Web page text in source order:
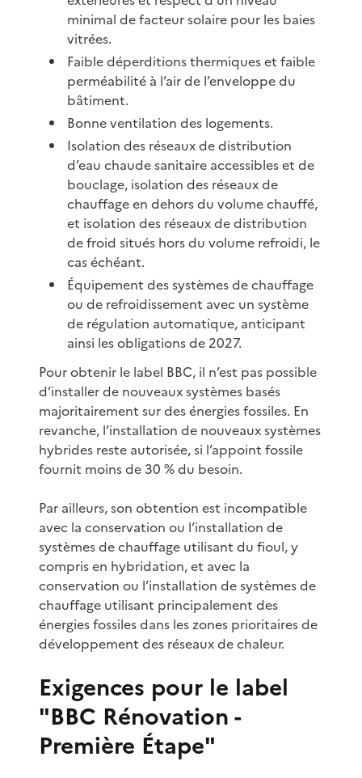
minimal de facteur solaire pour les baies
vitrées.
Faible déperditions thermiques et faible
perméabilité à l’air de l’enveloppe du
bâtiment.
Bonne ventilation des logements.
Isolation des réseaux de distribution
d’eau chaude sanitaire accessibles et de
bouclage, isolation des réseaux de
chauffage en dehors du volume chauffé,
et isolation des réseaux de distribution
de froid situés hors du volume refroidi, le
cas échéant.
Équipement des systèmes de chauffage
ou de refroidissement avec un système
de régulation automatique, anticipant
ainsi les obligations de 2027.
Pour obtenir le label BBC, il n’est pas possible
d’installer de nouveaux systèmes basés
majoritairement sur des énergies fossiles. En
revanche, l’installation de nouveaux systèmes
hybrides reste autorisée, si l’appoint fossile
fournit moins de 30 % du besoin.
Par ailleurs, son obtention est incompatible
avec la conservation ou l’installation de
systèmes de chauffage utilisant du fioul, y
compris en hybridation, et avec la
conservation ou l’installation de systèmes de
chauffage utilisant principalement des
énergies fossiles dans les zones prioritaires de
développement des réseaux de chaleur.
Exigences pour le label
"BBC Rénovation -
Première Étape"